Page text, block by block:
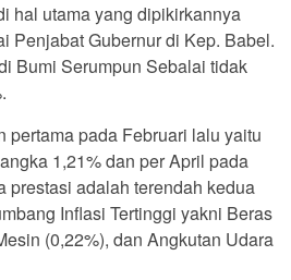
hal utama yang dipikirkannya
Penjabat Gubernur di Kep. Babel.
Bumi Serumpun Sebalai tidak
pertama pada Februari lalu yaitu
1,21% dan per April pada
prestasi adalah terendah kedua
Inflasi Tertinggi yakni Beras
(0,22%), dan Angkutan Udara